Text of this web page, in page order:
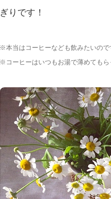
ぎりです！
※本当はコーヒーなども飲みたいの
※コーヒーはいつもお湯で薄めても